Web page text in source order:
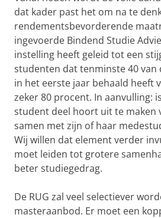
dat kader past het om na te
rendementsbevorderende
ingevoerde Bindend Studie
instelling heeft geleid tot een
studenten dat tenminste 40 van
in het eerste jaar behaald heeft
zeker 80 procent. In aanvulling:
student deel hoort uit te maken
samen met zijn of haar
Wij willen dat element verder
moet leiden tot grotere
beter studiegedrag.
De RUG zal veel selectiever
masteraanbod. Er moet een